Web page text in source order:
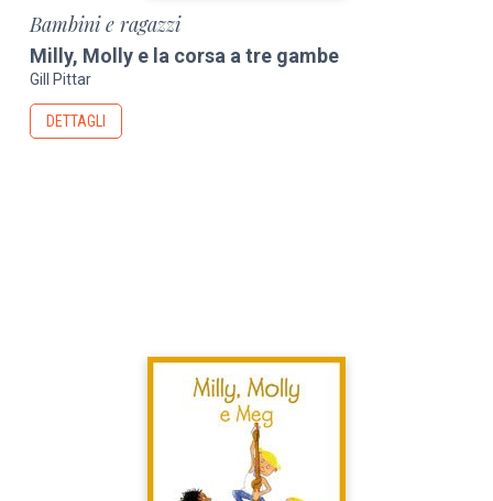
Bambini e ragazzi
Milly, Molly e la corsa a tre gambe
Gill Pittar
DETTAGLI